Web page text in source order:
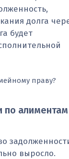
долга
будет
праву?
по алиментам
выросло.